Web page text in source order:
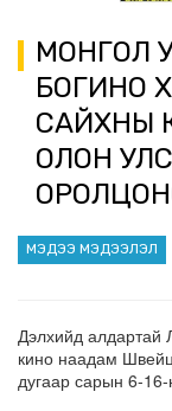
МОНГОЛ
БОГИНО
САЙХНЫ
ОЛОН
МЭДЭЭ МЭДЭЭЛЭЛ
Дэлхийд алдартай
кино наадам
дугаар сарын 6-